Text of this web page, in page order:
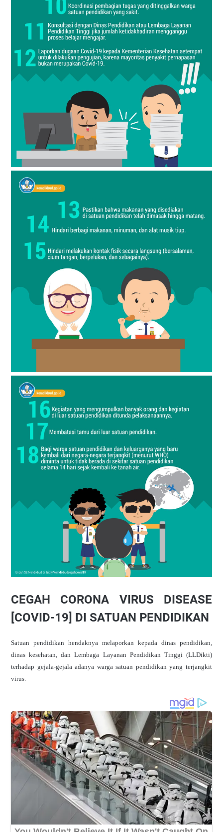
CEGAH CORONA VIRUS DISEASE
[COVID-19] DI SATUAN PENDIDIKAN
Satuan pendidikan hendaknya melaporkan kepada dinas pendidikan,
dinas kesehatan, dan Lembaga Layanan Pendidikan Tinggi (LLDikti)
terhadap gejala-gejala adanya warga satuan pendidikan yang terjangkit
virus.